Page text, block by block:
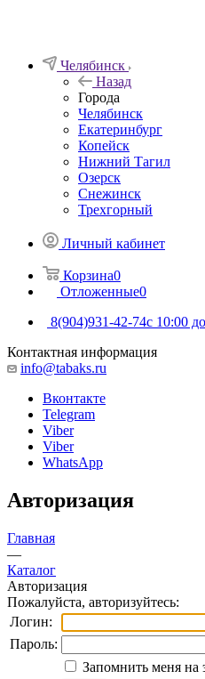
Челябинск
Назад
Города
Челябинск
Екатеринбург
Копейск
Нижний Тагил
Озерск
Снежинск
Трехгорный
Личный кабинет
Корзина0
Отложенные0
8(904)931-42-74с 10:00
Контактная информация
info@tabaks.ru
Вконтакте
Telegram
Viber
Viber
WhatsApp
Авторизация
Главная
—
Каталог
Авторизация
Пожалуйста, авторизуйтесь:
Логин:
Пароль:
Запомнить меня на